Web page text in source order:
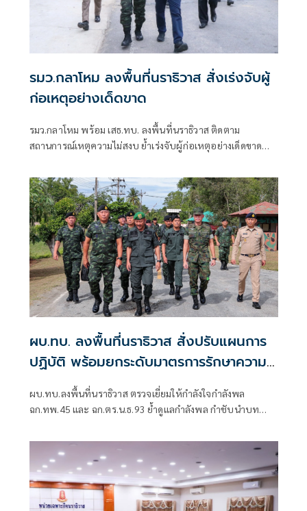
รมว.กลาโหม ลงพื้นที่นราธิวาส สั่งเร่งจับผู้
ก่อเหตุอย่างเด็ดขาด
รมว.กลาโหม พร้อม เสธ.ทบ. ลงพื้นที่นราธิวาส ติดตาม
สถานการณ์เหตุความไม่สงบ ย้ำเร่งจับผู้ก่อเหตุอย่างเด็ดขาด
ระทบอย่างรวดเร็วและสมเกียรติ
ผบ.ทบ. ลงพื้นที่นราธิวาส สั่งปรับแผนการ
ปฏิบัติ พร้อมยกระดับมาตรการรักษาความ
ปลอดภัย
ผบ.ทบ.ลงพื้นที่นราธิวาส ตรวจเยี่ยมให้กำลังใจกำลังพล
ฉก.ทพ.45 และ ฉก.ตร.น.ธ.93 ย้ำดูแลกำลังพล กำชับนำบท
พร้อมยกระดับมาตรการรักษาความปลอดภัยอย่างเข้มงวด